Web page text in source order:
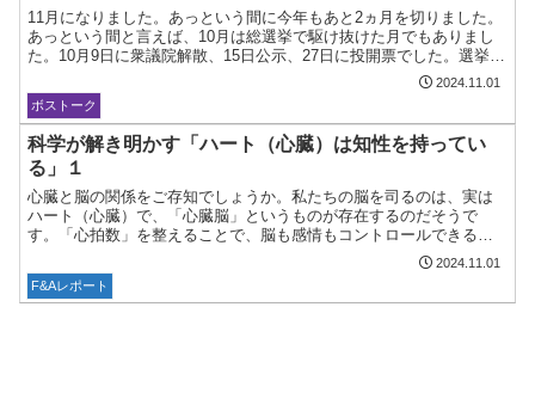
11月になりました。あっという間に今年もあと2ヵ月を切りました。
あっという間と言えば、10月は総選挙で駆け抜けた月でもありまし
た。10月9日に衆議院解散、15日公示、27日に投開票でした。選挙結
2024.11.01
ボストーク
科学が解き明かす「ハート（心臓）は知性を持ってい
る」１
心臓と脳の関係をご存知でしょうか。私たちの脳を司るのは、実は
ハート（心臓）で、「心臓脳」というものが存在するのだそうで
す。「心拍数」を整えることで、脳も感情もコントロールできると
いうのです。これは、本来のパフォーマンスを発揮するメソッドと
し...
2024.11.01
F&Aレポート